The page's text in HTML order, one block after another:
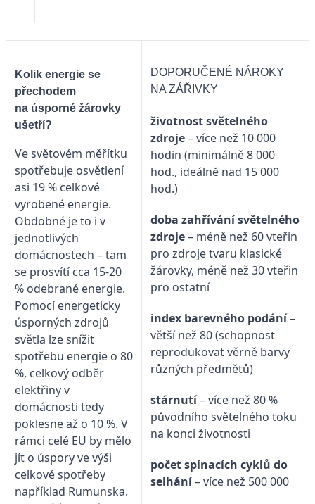
Kolik energie se
přechodem
na úsporné žárovky
ušetří?
Ve světovém měřítku
spotřebuje osvětlení
asi 19 % celkové
vyrobené energie.
Obdobné je to i v
jednotlivých
domácnostech – tam
se prosvítí cca 15-20
% odebrané energie.
Pomocí energeticky
úsporných zdrojů
světla lze snížit
spotřebu energie o 80
%, celkový odběr
elektřiny v
domácnosti tedy
poklesne až o 10 %. V
rámci celé EU by mělo
jít o úspory ve výši
celkové spotřeby
například Rumunska.
DOPORUČENÉ NÁROKY
NA ZÁŘIVKY
životnost světelného
zdroje– více než 10 000
hodin (minimálně 8 000
hod., ideálně nad 15 000
hod.)
doba zahřívání světelného
zdroje– méně než 60 vteřin
pro zdroje tvaru klasické
žárovky, méně než 30 vteřin
pro ostatní
index barevného podání–
větší než 80 (schopnost
reprodukovat věrně barvy
různých předmětů)
stárnutí– více než 80 %
původního světelného toku
na konci životnosti
počet spínacích cyklů do
selhání– více než 500 000